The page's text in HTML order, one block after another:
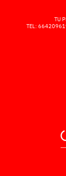
TU
TEL: